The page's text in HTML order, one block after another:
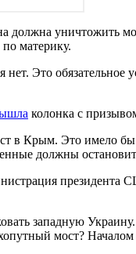
должна
материку.
Это
колонка с
Крым. Это имело
должны
западную
мост?